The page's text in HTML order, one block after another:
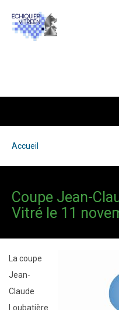
contenu
d'Ariane
Accueil
Coupe Jean-
Vitré le 11
La coupe
Jean-
Claude
Loubatière